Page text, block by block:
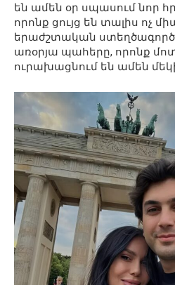
են ամեն օր սպասում նոր
որոնք ցույց են տալիս ոչ
երաժշտական
առօրյա պահերը, որոնք
ուրախացնում են ամեն